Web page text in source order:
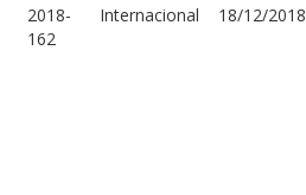
2018-
162
Internacional 18/12/2018